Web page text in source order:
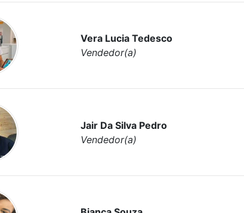
Vera Lucia Tedesco
Vendedor(a)
Jair Da Silva Pedro
Vendedor(a)